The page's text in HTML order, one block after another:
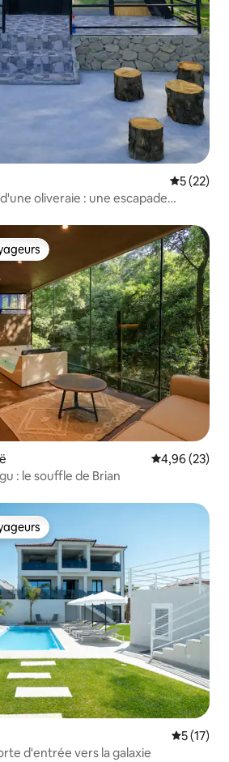
5 (22)
oliveraie : une escapade
les plus appréciés
Évaluation
4,96 (23)
: le souffle de Brian
les plus appréciés
5 (17)
d'entrée vers la galaxie